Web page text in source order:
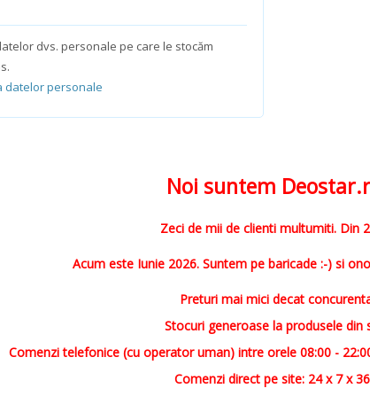
dvs. personale pe care le stocăm
datelor personale
Noi suntem
Zeci de mii de clienti multumiti. Din
Acum este Iunie 2026. Suntem pe baricade :-) si
Preturi mai mici decat
Stocuri generoase la produsele din
Comenzi telefonice (cu operator uman) intre orele 08:00 -
Comenzi direct pe site: 24 x 7 x